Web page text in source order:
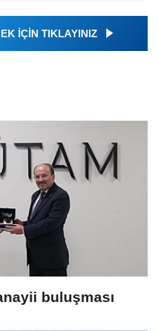
İÇİN TIKLAYINIZ
buluşması